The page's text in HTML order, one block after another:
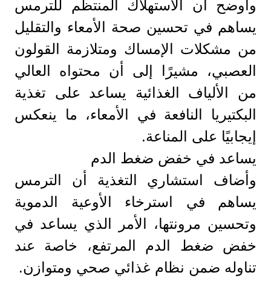
وأوضح أن الاستهلاك المنتظم للترمس
يساهم في تحسين صحة الأمعاء والتقليل
من مشكلات الإمساك ومتلازمة القولون
العصبي، مشيرًا إلى أن محتواه العالي
من الألياف الغذائية يساعد على تغذية
البكتيريا النافعة في الأمعاء، ما ينعكس
إيجابيًا على المناعة.
يساعد في خفض ضغط الدم
وأضاف استشاري التغذية أن الترمس
يساهم في استرخاء الأوعية الدموية
وتحسين مرونتها، الأمر الذي يساعد في
خفض ضغط الدم المرتفع، خاصة عند
تناوله ضمن نظام غذائي صحي ومتوازن.